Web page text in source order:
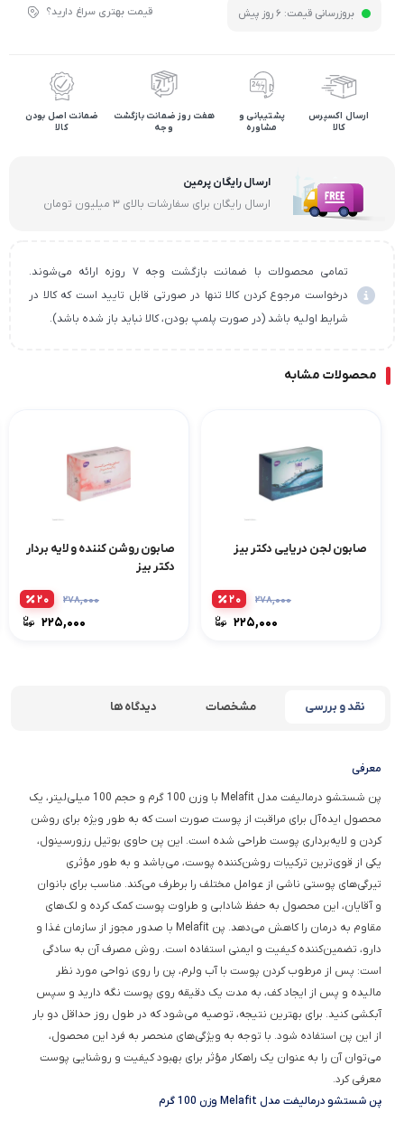
بروزرسانی قیمت: 6 روز پیش قیمت بهتری سراغ دارید؟
ارسال اکسپرس
کالا
پشتیبانی و
مشاوره
هفت روز ضمانت بازگشت
وجه
ضمانت اصل بودن
کالا
ارسال رایگان پرمین
ارسال رایگان برای سفارشات بالای ۳ میلیون تومان
تمامی محصولات با ضمانت بازگشت وجه ۷ روزه ارائه می‌شوند.
درخواست مرجوع کردن کالا تنها در صورتی قابل تایید است که کالا در
شرایط اولیه باشد (در صورت پلمپ بودن، کالا نباید باز شده باشد).
محصولات مشابه
صابون لجن دریایی دکتر بیز
۲۷۸,۰۰۰
۲۲۵,۰۰۰
۲۰
صابون روشن کننده و لایه بردار
دکتر بیز
۲۷۸,۰۰۰
۲۲۵,۰۰۰
۲۰
نقد و بررسی مشخصات دیدگاه ها
معرفی
پن شستشو درمالیفت مدل Melafit با وزن 100 گرم و حجم 100 میلی‌لیتر، یک
محصول ایده‌آل برای مراقبت از پوست صورت است که به طور ویژه برای روشن
کردن و لایه‌برداری پوست طراحی شده است. این پن حاوی بوتیل رزورسینول،
یکی از قوی‌ترین ترکیبات روشن‌کننده پوست، می‌باشد و به طور مؤثری
تیرگی‌های پوستی ناشی از عوامل مختلف را برطرف می‌کند. مناسب برای بانوان
و آقایان، این محصول به حفظ شادابی و طراوت پوست کمک کرده و لک‌های
مقاوم به درمان را کاهش می‌دهد. پن Melafit با صدور مجوز از سازمان غذا و
دارو، تضمین‌کننده کیفیت و ایمنی استفاده است. روش مصرف آن به سادگی
است: پس از مرطوب کردن پوست با آب ولرم، پن را روی نواحی مورد نظر
مالیده و پس از ایجاد کف، به مدت یک دقیقه روی پوست نگه دارید و سپس
آبکشی کنید. برای بهترین نتیجه، توصیه می‌شود که در طول روز حداقل دو بار
از این پن استفاده شود. با توجه به ویژگی‌های منحصر به فرد این محصول،
می‌توان آن را به عنوان یک راهکار مؤثر برای بهبود کیفیت و روشنایی پوست
معرفی کرد.
پن شستشو درمالیفت مدل Melafit وزن 100 گرم